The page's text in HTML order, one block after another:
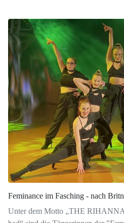
Feminance im Fasching - nach
Unter dem Motto „THE